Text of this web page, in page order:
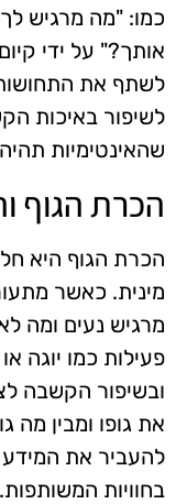
כמו: "מה מרגיש
אותך?" על ידי
לשתף את
לשיפור באיכות
שהאינטימיות
הכרת הגוף
הכרת הגוף היא
מינית. כאשר
מרגיש נעים ומה
פעילות כמו יוגה
ובשיפור הקשבה
את גופו ומבין מה
להעביר את המידע
בחוויות המשותפות.